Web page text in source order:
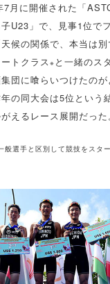
月に開催された「
U23」で、見事1位で
候の関係で、本当は
トクラス※ と一緒のス
団に喰らいつけたのが
の同大会は5位という
えるレース展開だった
般選手と区別して競技をスタ